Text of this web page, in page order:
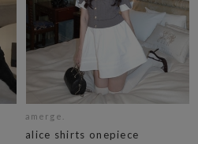
amerge.
alice shirts onepiece